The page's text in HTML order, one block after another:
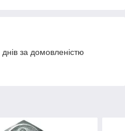
за домовленістю